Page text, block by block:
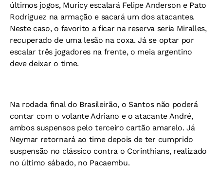
últimos jogos, Muricy escalará Felipe Anderson e Pato
Rodriguez na armação e sacará um dos atacantes.
Neste caso, o favorito a ficar na reserva seria Miralles,
recuperado de uma lesão na coxa. Já se optar por
escalar três jogadores na frente, o meia argentino
deve deixar o time.
Na rodada final do Brasileirão, o Santos não poderá
contar com o volante Adriano e o atacante André,
ambos suspensos pelo terceiro cartão amarelo. Já
Neymar retornará ao time depois de ter cumprido
suspensão no clássico contra o Corinthians, realizado
no último sábado, no Pacaembu.